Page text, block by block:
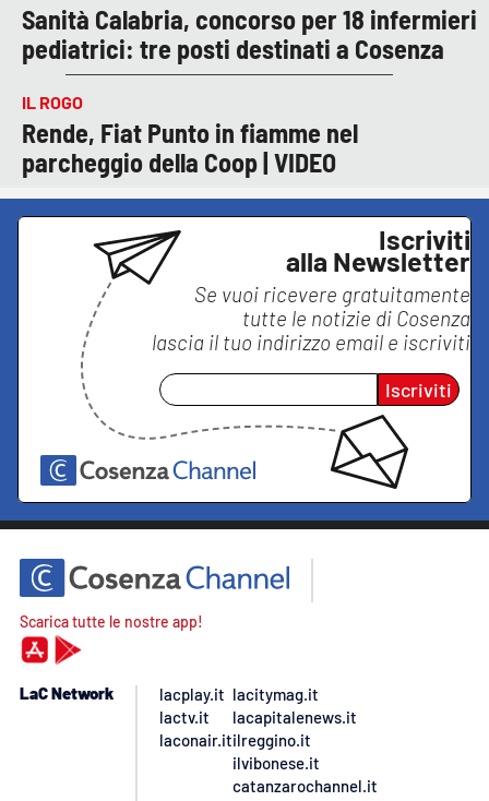
Sanità Calabria, concorso per 18 infermieri
pediatrici: tre posti destinati a Cosenza
IL ROGO
Rende, Fiat Punto in fiamme nel
parcheggio della Coop | VIDEO
Iscriviti
alla Newsletter
Se vuoi ricevere gratuitamente
tutte le notizie di Cosenza
lascia il tuo indirizzo email e iscriviti
Iscriviti
Scarica tutte le nostre app!
LaC Network
lacplay.it
lactv.it
laconair.it
lacitymag.it
lacapitalenews.it
ilreggino.it
ilvibonese.it
catanzarochannel.it